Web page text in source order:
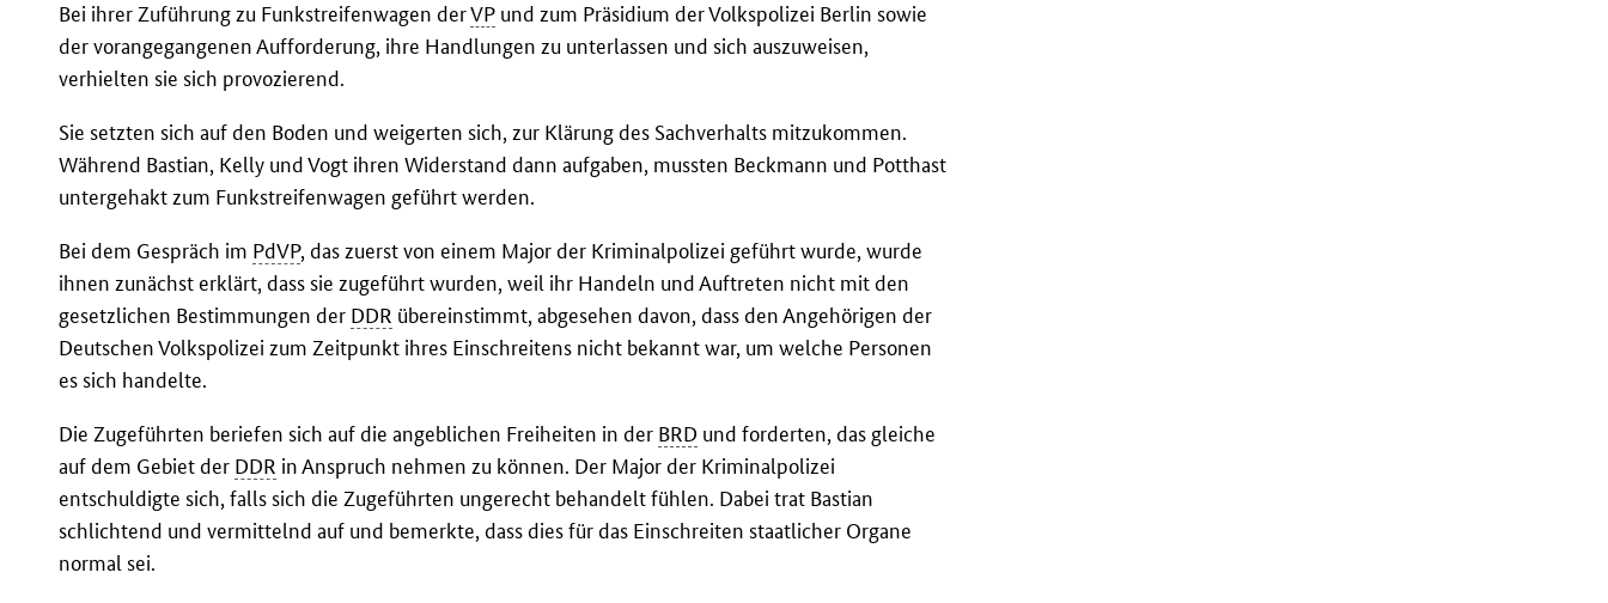
Bei ihrer Zuführung zu Funkstreifenwagen derVP und zum Präsidium der Volkspolizei Berlin sowie
der vorangegangenen Aufforderung, ihre Handlungen zu unterlassen und sich auszuweisen,
verhielten sie sich provozierend.
Sie setzten sich auf den Boden und weigerten sich, zur Klärung des Sachverhalts mitzukommen.
Während Bastian, Kelly und Vogt ihren Widerstand dann aufgaben, mussten Beckmann und Potthast
untergehakt zum Funkstreifenwagen geführt werden.
Bei dem Gespräch im PdVP, das zuerst von einem Major der Kriminalpolizei geführt wurde, wurde
ihnen zunächst erklärt, dass sie zugeführt wurden, weil ihr Handeln und Auftreten nicht mit den
gesetzlichen Bestimmungen der DDR übereinstimmt, abgesehen davon, dass den Angehörigen der
Deutschen Volkspolizei zum Zeitpunkt ihres Einschreitens nicht bekannt war, um welche Personen
es sich handelte.
Die Zugeführten beriefen sich auf die angeblichen Freiheiten in der BRD und forderten, das gleiche
auf dem Gebiet der DDR in Anspruch nehmen zu können. Der Major der Kriminalpolizei
entschuldigte sich, falls sich die Zugeführten ungerecht behandelt fühlen. Dabei trat Bastian
schlichtend und vermittelnd auf und bemerkte, dass dies für das Einschreiten staatlicher Organe
normal sei.